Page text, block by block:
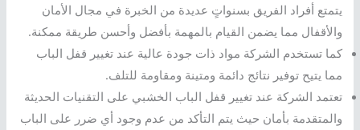
يتمتع أفراد الفريق بسنواتٍ عديدة من الخبرة في مجال الأمان
والأقفال مما يضمن القيام بالمهمة بأفضل وأحسن طريقة ممكنة.
كما تستخدم الشركة مواد ذات جودة عالية عند تغيير قفل الباب
مما يتيح توفير نتائج دائمة ومتينة ومقاومة للتلف.
تعتمد الشركة عند تغيير قفل الباب الخشبي على التقنيات الحديثة
والمتقدمة بأمان حيث يتم التأكد من عدم وجود أي ضرر على الباب